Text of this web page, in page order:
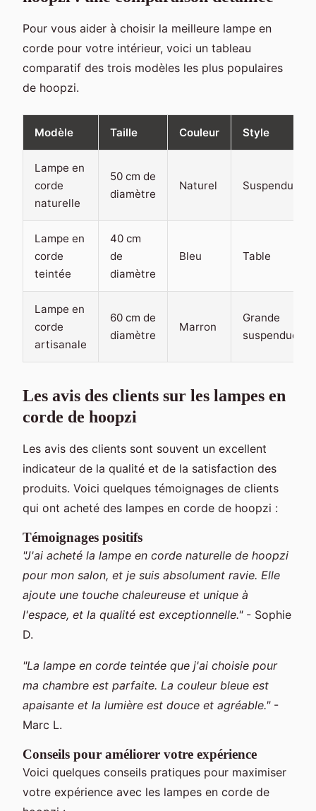
Pour vous aider à choisir la meilleure lampe en
corde pour votre intérieur, voici un tableau
comparatif des trois modèles les plus populaires
de hoopzi.
Modèle Taille Couleur Style
Lampe en
corde
naturelle
50 cm de
diamètre
Naturel Suspendue
Lampe en
corde
teintée
40 cm
de
diamètre
Bleu Table
Lampe en
corde
artisanale
60 cm de
diamètre
Marron
Grande
suspendue
Les avis des clients sur les lampes en
corde de hoopzi
Les avis des clients sont souvent un excellent
indicateur de la qualité et de la satisfaction des
produits. Voici quelques témoignages de clients
qui ont acheté des lampes en corde de hoopzi :
Témoignages positifs
"J'ai acheté la lampe en corde naturelle de hoopzi
pour mon salon, et je suis absolument ravie. Elle
ajoute une touche chaleureuse et unique à
l'espace, et la qualité est exceptionnelle."- Sophie
D.
"La lampe en corde teintée que j'ai choisie pour
ma chambre est parfaite. La couleur bleue est
apaisante et la lumière est douce et agréable."-
Marc L.
Conseils pour améliorer votre expérience
Voici quelques conseils pratiques pour maximiser
votre expérience avec les lampes en corde de